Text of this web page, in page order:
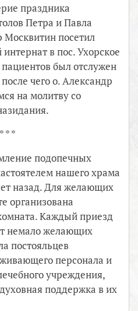
праздника
Петра и Павла
Москвитин посетил
в пос. Ухорское
был отслужен
чего о. Александр
на молитву со
* * *
подопечных
нашего храма
назад. Для желающих
организована
Каждый приезд
немало желающих
постояльцев
персонала и
учреждения,
поддержка в их